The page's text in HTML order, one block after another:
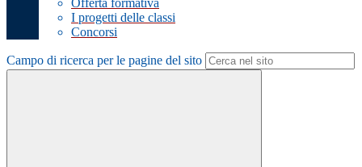
Offerta formativa
I progetti delle classi
Concorsi
Campo di ricerca per le pagine del sito